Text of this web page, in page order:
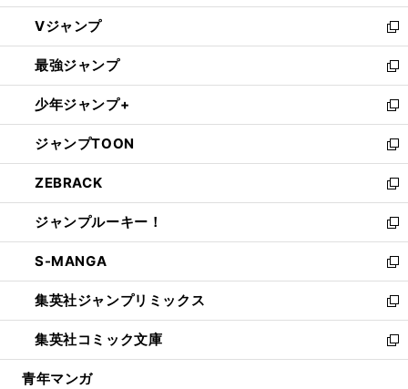
ウ
ィ
ン
ド
ウ
で
開
く
し
い
ウ
ィ
ン
ド
ウ
で
開
く
Vジャンプ
新
し
い
ウ
ィ
ン
ド
ウ
で
開
く
最強ジャンプ
新
し
い
ウ
ィ
ン
ド
ウ
で
開
く
少年ジャンプ+
新
し
い
ウ
ィ
ン
ド
ウ
で
開
く
ジャンプTOON
新
し
い
ウ
ィ
ン
ド
ウ
で
開
く
ZEBRACK
新
し
い
ウ
ィ
ン
ド
ウ
で
開
ジャンプルーキー！
新
し
い
ウ
ィ
ン
ド
ウ
S-MANGA
新
し
い
ウ
ィ
ン
集英社ジャンプリミックス
新
し
い
ウ
集英社コミック文庫
新
し
青年マンガ